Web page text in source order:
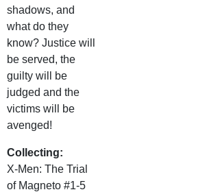
shadows, and
what do they
know? Justice will
be served, the
guilty will be
judged and the
victims will be
avenged!
Collecting:
X-Men: The Trial
of Magneto #1-5